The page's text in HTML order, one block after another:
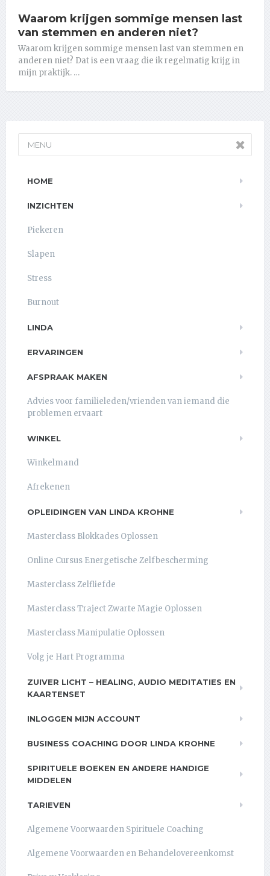
Waarom krijgen sommige mensen last
van stemmen en anderen niet?
Waarom krijgen sommige mensen last van stemmen en
anderen niet? Dat is een vraag die ik regelmatig krijg in
mijn praktijk. …
MENU
HOME
INZICHTEN
Piekeren
Slapen
Stress
Burnout
LINDA
ERVARINGEN
AFSPRAAK MAKEN
Advies voor familieleden/vrienden van iemand die
problemen ervaart
WINKEL
Winkelmand
Afrekenen
OPLEIDINGEN VAN LINDA KROHNE
Masterclass Blokkades Oplossen
Online Cursus Energetische Zelfbescherming
Masterclass Zelfliefde
Masterclass Traject Zwarte Magie Oplossen
Masterclass Manipulatie Oplossen
Volg je Hart Programma
ZUIVER LICHT – HEALING, AUDIO MEDITATIES EN
KAARTENSET
INLOGGEN MIJN ACCOUNT
BUSINESS COACHING DOOR LINDA KROHNE
SPIRITUELE BOEKEN EN ANDERE HANDIGE
MIDDELEN
TARIEVEN
Algemene Voorwaarden Spirituele Coaching
Algemene Voorwaarden en Behandelovereenkomst